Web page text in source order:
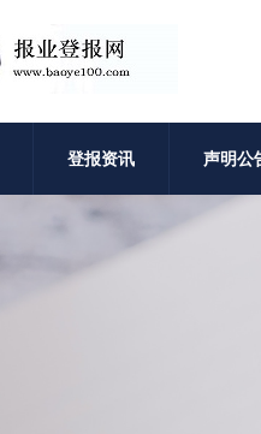
登报资讯 声明公